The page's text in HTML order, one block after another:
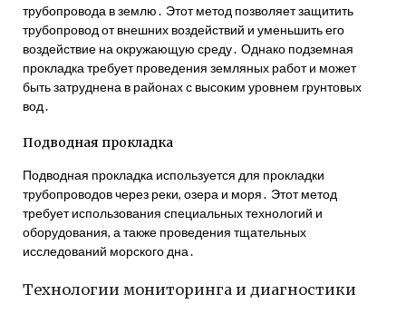
трубопровода в землю․ Этот метод позволяет защитить
трубопровод от внешних воздействий и уменьшить его
воздействие на окружающую среду․ Однако подземная
прокладка требует проведения земляных работ и может
быть затруднена в районах с высоким уровнем грунтовых
вод․
Подводная прокладка
Подводная прокладка используется для прокладки
трубопроводов через реки, озера и моря․ Этот метод
требует использования специальных технологий и
оборудования, а также проведения тщательных
исследований морского дна․
Технологии мониторинга и диагностики